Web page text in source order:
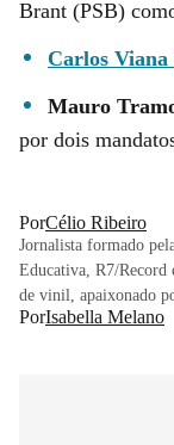
Brant (PSB)
Carlos Viana
Mauro
por dois
PorCélio Ribeiro
Jornalista formado
Educativa, R7/Record
de vinil, apaixonado
PorIsabella Melano